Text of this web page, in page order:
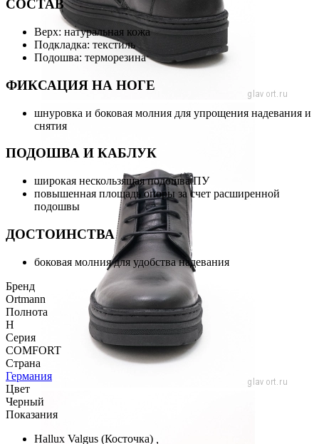
СОСТАВ
Верх: натуральная кожа
Подкладка: текстиль
Подошва: терморезина
ФИКСАЦИЯ НА НОГЕ
шнуровка и боковая молния для упрощения надевания и
снятия
ПОДОШВА И КАБЛУК
широкая нескользящая подошва ПУ
повышенная площадь опоры за счет расширенной
подошвы
ДОСТОИНСТВА
боковая молния для удобства надевания
Бренд
Ortmann
Полнота
H
Серия
COMFORT
Страна
Германия
Цвет
Черный
Показания
Hallux Valgus (Косточка)